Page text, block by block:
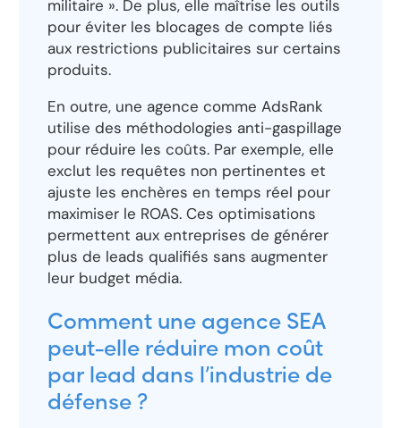
militaire ». De plus, elle maîtrise les outils
pour éviter les blocages de compte liés
aux restrictions publicitaires sur certains
produits.
En outre, une agence comme AdsRank
utilise des méthodologies anti-gaspillage
pour réduire les coûts. Par exemple, elle
exclut les requêtes non pertinentes et
ajuste les enchères en temps réel pour
maximiser le ROAS. Ces optimisations
permettent aux entreprises de générer
plus de leads qualifiés sans augmenter
leur budget média.
Comment une agence SEA
peut-elle réduire mon coût
par lead dans l’industrie de
défense ?